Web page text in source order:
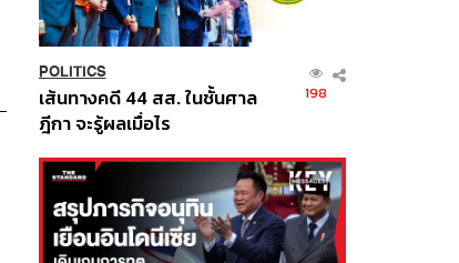
POLITICS
เส้นทางคดี 44 สส. ในชั้นศาล
ฎีกา จะรู้ผลเมื่อไร
198